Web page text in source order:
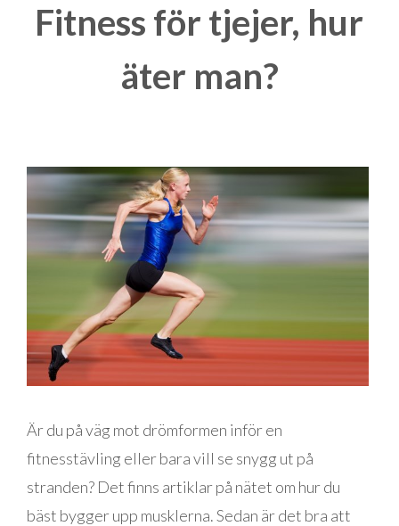
Fitness för tjejer, hur
äter man?
Är du på väg mot drömformen inför en
fitnesstävling eller bara vill se snygg ut på
stranden? Det finns artiklar på nätet om hur du
bäst bygger upp musklerna. Sedan är det bra att